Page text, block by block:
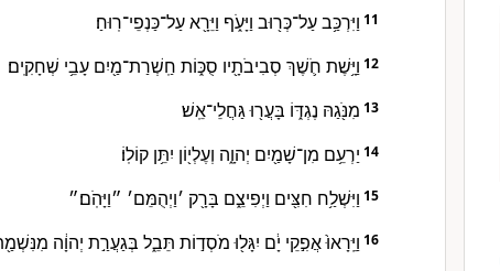
11 וַיִּרְכַּ֥ב עַל־כְּר֖וּב וַיָּעֹ֑ף וַיֵּרָ֖א עַל־כַּנְפֵי־רֽוּחַ׃
12 וַיָּ֥שֶׁת חֹ֛שֶׁךְ סְבִיבֹתָ֖יו סֻכּ֑וֹת חַֽשְׁרַת־מַ֖יִם עָבֵ֥י שְׁחָקִֽים׃
13 מִנֹּ֖גַהּ נֶגְדּ֑וֹ בָּעֲר֖וּ גַּחֲלֵי־אֵֽשׁ׃
14 יַרְעֵ֥ם מִן־שָׁמַ֖יִם יְהוָ֑ה וְעֶלְי֖וֹן יִתֵּ֥ן קוֹלֽוֹ׃
15 וַיִּשְׁלַ֥ח חִצִּ֖ים וַיְפִיצֵ֑ם בָּרָ֖ק ׳וַיְהֻמֵּם׳ ״וַיָּהֹֽם׃״
16 וַיֵּֽרָאוּ֙ אֲפִ֣קֵי יָ֔ם יִגָּל֖וּ מֹסְד֣וֹת תֵּבֵ֑ל בְּגַעֲרַ֣ת יְהוָ֔ה